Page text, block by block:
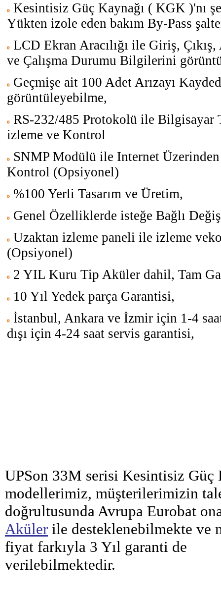
Kesintisiz Güç Kaynağı ( KGK )'nı
Yükten izole eden bakım By-Pass
LCD Ekran Aracılığı ile Giriş,
ve Çalışma Durumu Bilgilerini
Geçmişe ait 100 Adet Arızayı
görüntüleyebilme,
RS-232/485 Protokolü ile Bilgisayar
izleme ve Kontrol
SNMP Modülü ile Internet
Kontrol (Opsiyonel)
%100 Yerli Tasarım ve Üretim,
Genel Özelliklerde isteğe Bağlı
Uzaktan izleme paneli ile izleme
(Opsiyonel)
2 YIL Kuru Tip Aküler dahil, Tam
10 Yıl Yedek parça Garantisi,
İstanbul, Ankara ve İzmir için 1-4
dışı için 4-24 saat servis garantisi,
UPSon 33M serisi Kesintisiz Güç
modellerimiz, müşterilerimizin
doğrultusunda Avrupa Eurobat
Aküler ile desteklenebilmekte ve
fiyat farkıyla 3 Yıl garanti de
verilebilmektedir.